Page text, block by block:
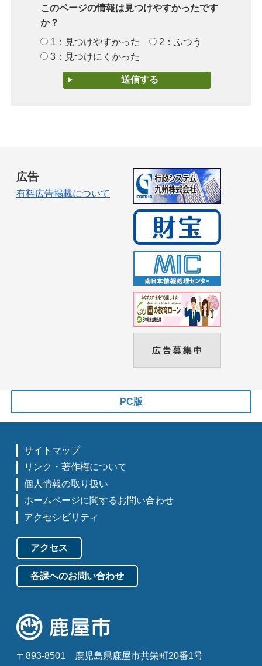
このページの情報は見つけやすかったです
か？
1：見つけやすかった
2：ふつう
3：見つけにくかった
広告
有料広告掲載について
PC版
サイトマップ
リンク・著作権について
個人情報の取り扱い
ホームページに関するお問い合わせ
アクセシビリティ
アクセス
各課へのお問い合わせ
〒893-8501
鹿児島県鹿屋市共栄町20番1号